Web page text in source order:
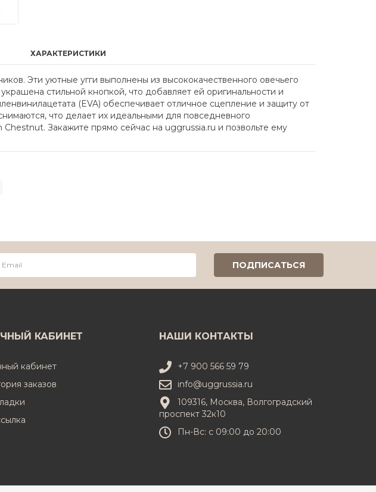
ХАРАКТЕРИСТИКИ
Эти уютные угги выполнены из высококачественного овечьего
стильной кнопкой, что добавляет ей оригинальности и
(EVA) обеспечивает отличное сцепление и защиту от
что делает их идеальными для повседневного
Закажите прямо сейчас на uggrussia.ru и позвольте ему
КАБИНЕТ
кабинет
заказов
НАШИ КОНТАКТЫ
+7 900 566 59 79
info@uggrussia.ru
109316, Москва, Волгоградский
проспект 32к10
Пн-Вс: с 09:00 до 20:00